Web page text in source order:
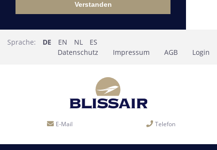
Verstanden
Sprache: DE EN NL
ES
Datenschutz
Impressum AGB Login
E-Mail Telefon